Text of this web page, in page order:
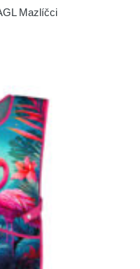
Mazlíčci